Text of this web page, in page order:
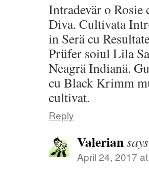
Intradevär o Rosie
Diva. Cultivata
in Serä cu
Prüfer soiul Lila
Neagrä Indianä.
cu Black Krimm
cultivat.
Reply
Valerian
April 24, 2017